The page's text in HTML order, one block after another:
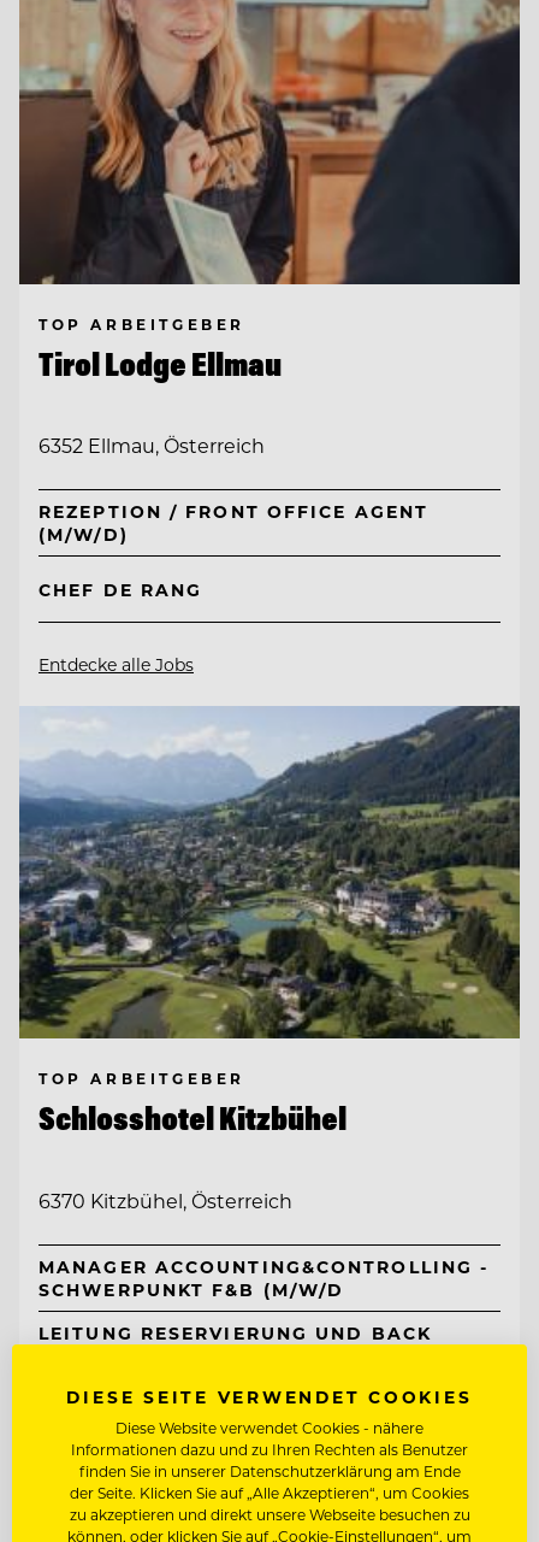
TOP ARBEITGEBER
Tirol Lodge Ellmau
6352 Ellmau, Österreich
REZEPTION / FRONT OFFICE AGENT
(M/W/D)
CHEF DE RANG
Entdecke alle Jobs
TOP ARBEITGEBER
Schlosshotel Kitzbühel
6370 Kitzbühel, Österreich
MANAGER ACCOUNTING&CONTROLLING -
SCHWERPUNKT F&B (M/W/D
LEITUNG RESERVIERUNG UND BACK
Entdecke alle Jobs
DIESE SEITE VERWENDET COOKIES
Diese Website verwendet Cookies - nähere
Informationen dazu und zu Ihren Rechten als Benutzer
finden Sie in unserer Datenschutzerklärung am Ende
der Seite. Klicken Sie auf „Alle Akzeptieren“, um Cookies
zu akzeptieren und direkt unsere Webseite besuchen zu
können, oder klicken Sie auf „Cookie-Einstellungen“, um